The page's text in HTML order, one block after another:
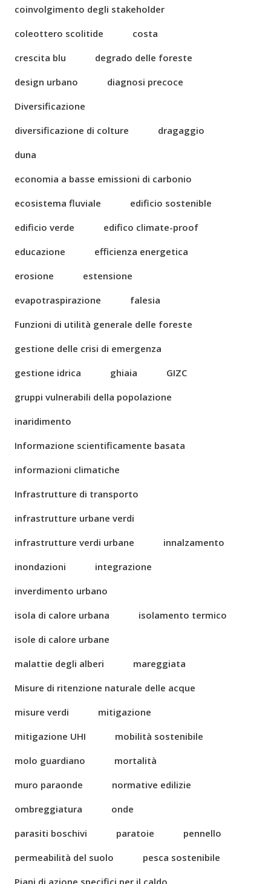
coinvolgimento degli stakeholder
coleottero scolitide
costa
crescita blu
degrado delle foreste
design urbano
diagnosi precoce
Diversificazione
diversificazione di colture
dragaggio
duna
economia a basse emissioni di carbonio
ecosistema fluviale
edificio sostenible
edificio verde
edifico climate-proof
educazione
efficienza energetica
erosione
estensione
evapotraspirazione
falesia
Funzioni di utilità generale delle foreste
gestione delle crisi di emergenza
gestione idrica
ghiaia
GIZC
gruppi vulnerabili della popolazione
inaridimento
Informazione scientificamente basata
informazioni climatiche
Infrastrutture di transporto
infrastrutture urbane verdi
infrastrutture verdi urbane
innalzamento
inondazioni
integrazione
inverdimento urbano
isola di calore urbana
isolamento termico
isole di calore urbane
malattie degli alberi
mareggiata
Misure di ritenzione naturale delle acque
misure verdi
mitigazione
mitigazione UHI
mobilità sostenibile
molo guardiano
mortalità
muro paraonde
normative edilizie
ombreggiatura
onde
parasiti boschivi
paratoie
pennello
permeabilità del suolo
pesca sostenibile
Piani di azione specifici per il caldo